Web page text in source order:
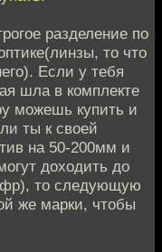
разделение по
то что
Если у тебя
шла в комплекте
можешь купить и
ты к своей
на 50-200мм и
доходить до
то следующую
же марки, чтобы